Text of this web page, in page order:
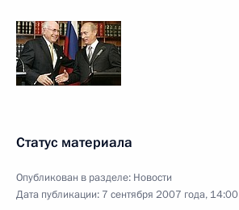
Статус материала
Опубликован в разделе: Новости
Дата публикации: 7 сентября 2007 года, 14:00